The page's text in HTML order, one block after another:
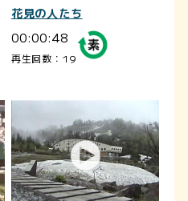
花見の人たち
00:00:48
再生回数：19